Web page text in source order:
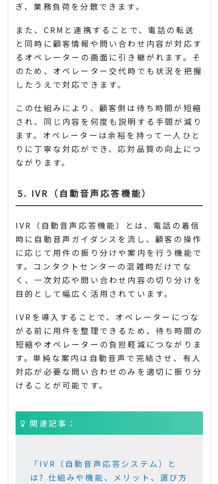
ぎ、業務負荷を分散できます。
また、CRMと連携することで、電話の転送
と同時に顧客情報や問い合わせ内容が対応す
るオペレーターの画面に引き継がれます。そ
のため、オペレーター交代時でも状況を把握
したうえで対応できます。
この仕組みにより、顧客側は待ち時間が短縮
され、同じ内容を何度も説明する手間が減り
ます。オペレーターは余裕を持って一人ひと
りに丁寧な対応ができ、応対品質の向上につ
ながります。
5. IVR（自動音声応答機能）
IVR（自動音声応答機能）とは、電話の着信
時に自動音声ガイダンスを流し、顧客の操作
に応じて用件の振り分けや案内を行う機能で
す。コンタクトセンターの混雑時だけでな
く、一次対応や問い合わせ内容の切り分けを
目的として幅広く活用されています。
IVRを導入することで、オペレーターにつな
がる前に用件を整理できるため、待ち時間の
短縮やオペレーターの負担軽減につながりま
す。単純な案内は自動音声で完結させ、有人
対応が必要な問い合わせのみを適切に振り分
けることが可能です。
関連記事：
「IVR（自動音声応答システム）と
は? 仕組みや機能、メリット、選び方